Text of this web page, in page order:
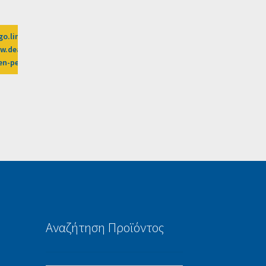
z/269-0/CD2589/?
peiraias-2%3Fafn%3DLW
Αναζήτηση Προϊόντος